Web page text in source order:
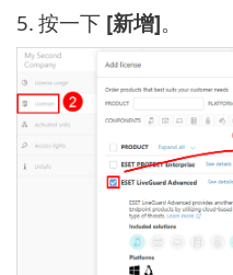
5. 按一下 [新增]。